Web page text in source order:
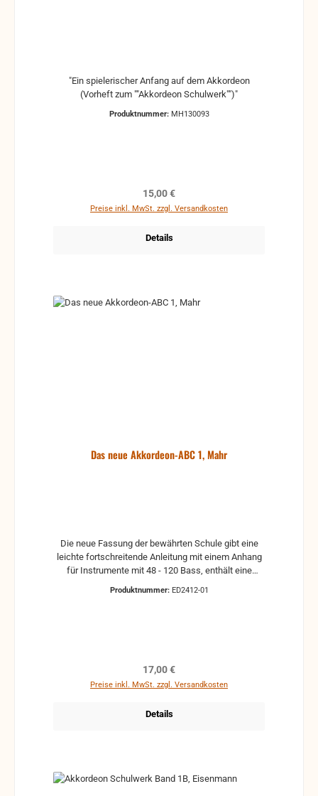
"Ein spielerischer Anfang auf dem Akkordeon
(Vorheft zum ""Akkordeon Schulwerk"")"
Produktnummer: MH130093
Regulärer Preis:
15,00 €
Preise inkl. MwSt. zzgl. Versandkosten
Details
Das neue Akkordeon-ABC 1, Mahr
Die neue Fassung der bewährten Schule gibt eine
leichte fortschreitende Anleitung mit einem Anhang
für Instrumente mit 48 - 120 Bass, enthält eine
Elementar-Musiklehre und bringt in erweiterter Form
Produktnummer: ED2412-01
Regulärer Preis:
17,00 €
Preise inkl. MwSt. zzgl. Versandkosten
Details